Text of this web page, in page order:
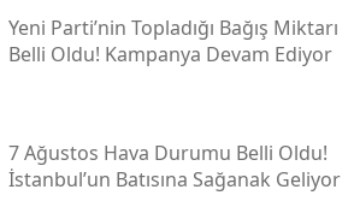
Yeni̇ Parti’nin Topladığı Bağış Miktarı
Belli Oldu! Kampanya Devam Ediyor
7 Ağustos Hava Durumu Belli Oldu!
İstanbul’un Batısına Sağanak Geliyor